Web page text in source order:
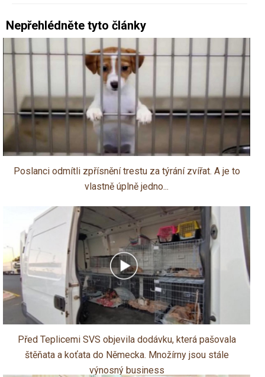
Nepřehlédněte tyto články
Poslanci odmítli zpřísnění trestu za týrání zvířat. A je to
vlastně úplně jedno...
Před Teplicemi SVS objevila dodávku, která pašovala
štěňata a koťata do Německa. Množírny jsou stále
výnosný business